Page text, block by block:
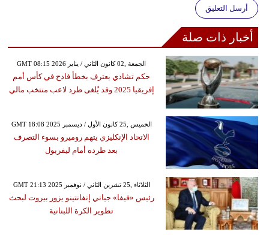
أرسل التعليق
أخبار ذات صلة
GMT 08:15 2026 الجمعة ,02 كانون الثاني / يناير
حكم تشادي يعترف بخطأ فادح في كأس أمم
إفريقيا 2025 وقد يُلغى طرد لاعب منتخب مالي
GMT 18:08 2025 الخميس ,25 كانون الأول / ديسمبر
الاتحاد الإنكليزي يتهم روميرو بسوء التصرف
بعد طرده أمام ليفربول
GMT 21:13 2025 الثلاثاء ,25 تشرين الثاني / نوفمبر
رئيس «فيفا» جياني إنفانتينو يزور بيروت لبحث
تطوير الكرة اللبنانية